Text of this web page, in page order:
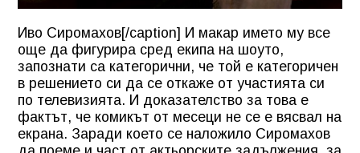
Иво Сиромахов[/caption] И макар името му все
още да фигурира сред екипа на шоуто,
запознати са категорични, че той е категоричен
в решението си да се откаже от участията си
по телевизията. И доказателство за това е
фактът, че комикът от месеци не се е вясвал на
екрана. Заради което се наложило Сиромахов